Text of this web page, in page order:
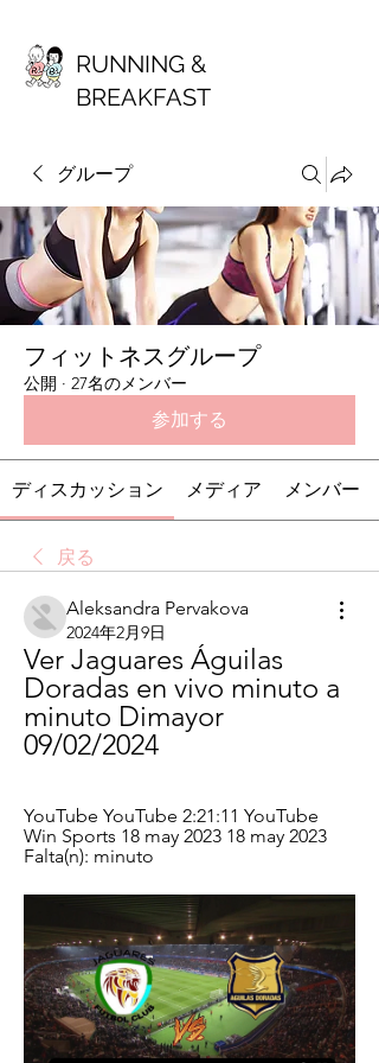
RUNNING &
BREAKFAST
グループ
フィットネスグループ
公開 · 27名のメンバー
参加する
ディスカッション メディア メンバー
戻る
Aleksandra Pervakova
2024年2月9日
Ver Jaguares Águilas
Doradas en vivo minuto a
minuto Dimayor
09/02/2024
YouTube YouTube 2:21:11 YouTube
Win Sports 18 may 2023 18 may 2023
Falta(n): minuto